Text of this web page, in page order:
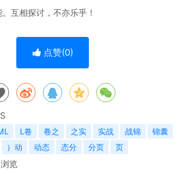
互相探讨，不亦乐乎！
点赞(0)
L卷 卷之 之实 实战 战锦
锦囊
）动 动态 态分 分页 页
览